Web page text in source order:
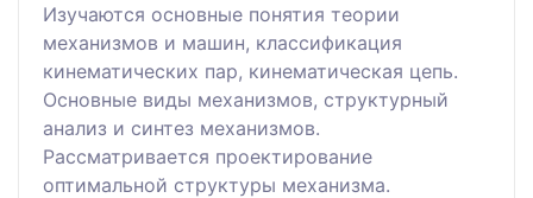
Изучаются основные понятия теории
механизмов и машин, классификация
кинематических пар, кинематическая цепь.
Основные виды механизмов, структурный
анализ и синтез механизмов.
Рассматривается проектирование
оптимальной структуры механизма.